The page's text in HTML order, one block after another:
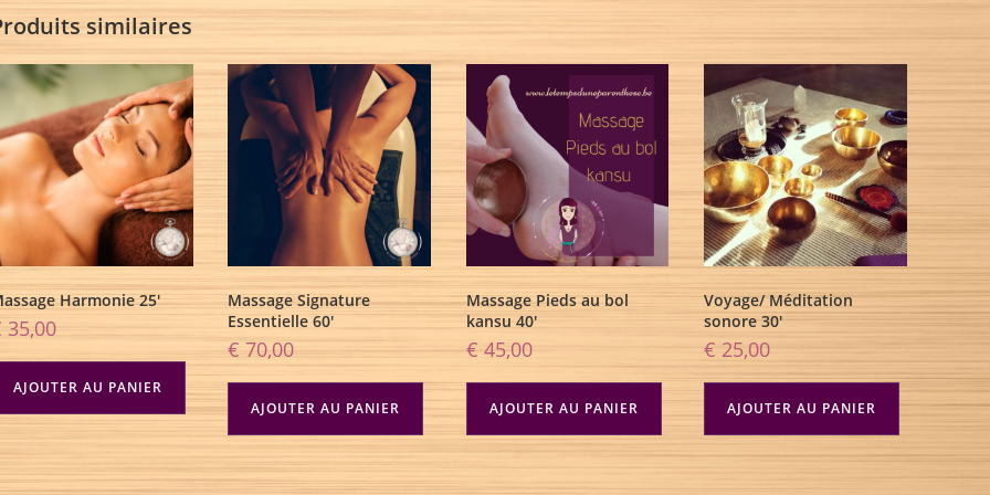
similaires
Harmonie 25′
35,00
AJOUTER AU PANIER
Massage Signature
Essentielle 60′
€ 70,00
AJOUTER AU PANIER
Massage Pieds au bol
kansu 40′
€ 45,00
AJOUTER AU PANIER
Voyage/ Méditation
sonore 30′
€ 25,00
AJOUTER AU PANIER